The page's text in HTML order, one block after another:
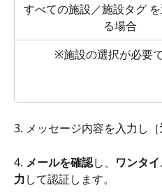
すべての施設／施設タグ
る場合
※施設の選択が必要で
3. メッセージ内容を入力し［
4. メールを確認し、 ワンタ
力して認証します。